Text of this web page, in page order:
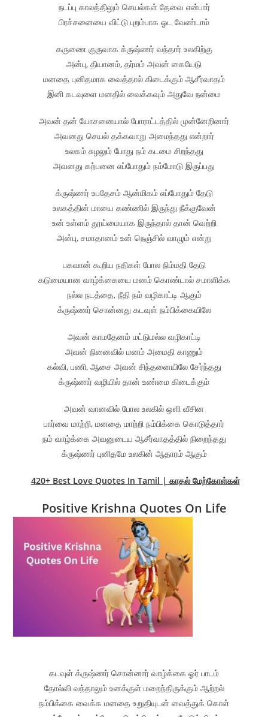
நடப்பு காலத்திலும் செயல்கள் தேவை என்பார்
பிரச்சனையை விட்டு புறம்பாக ஓட வேண்டாம்
கருணை குருவாக க்ருஷ்ணர் வந்தார் உலகிற்கு
அன்பு, தியானம், தர்மம் அவன் கையேடு
மனதை புனிதமாக வைத்தால் கிடைக்கும் ஆசீர்வாதம்
இனி கடவுளை மனதில் வைக்கவும் அதுவே நன்மை
அவன் தன் யோசனையால் போராட்டத்தில் முன்னேறினார்
அவனது செயல் தக்கவாறு அமைந்தது என்றார்
உலகம் சுழலும் போது நம் கடமை சிறந்தது
அவனது கற்பனை எப்போதும் நம்மோடு இருப்பது
க்ருஷ்ணர் உபதேசம் ஆன்மிகம் எப்போதும் தேடு
உலகத்தின் மாயை கண்ணில் இருந்து நீக்குவேன்
உன் உள்ளம் தூய்மையாக இருந்தால் தான் வெற்றி
அன்பு, சமாதானம் உன் நெஞ்சில் வாழும் என்று
பகவான் கூறிய நதிகள் போல நிம்மதி தேடு
கடுமையான வாழ்க்கையை மனம் கொண்டால் சமாளிக்க
நல்ல நடத்தை, நீதி நம் வழிகாட்டி ஆகும்
க்ருஷ்ணர் சொன்னது கடவுள் நம்பிக்கையிலே
அவன் காமதேனம் மட்டுமல்ல வழிகாட்டி
அவன் நினைவில் மனம் அமைதி காணும்
கல்வி, பணி, ஆசை அவன் சிந்தனையிலே சேர்ந்தது
க்ருஷ்ணர் வழியில் தான் உண்மை கிடைக்கும்
அவன் வானவில் போல உலகில் ஒளி வீசின
பார்வை மாற்றி, மனதை மாற்றி நம்பிக்கை கொடுத்தார்
நம் வாழ்க்கை அவனுடைய ஆசீர்வாதத்தில் நிறைந்தது
க்ருஷ்ணர் புனிதமே உலகின் ஆதாரம் ஆகும்
420+ Best Love Quotes In Tamil | காதல் மேற்கோள்கள்
Positive Krishna Quotes On Life
கடவுள் க்ருஷ்ணர் சொன்னார் வாழ்க்கை ஓர் பாடம்
தோல்வி வந்தாலும் உனக்குள் மறைந்திருக்கும் ஆற்றல்
நம்பிக்கை வைக்க மனதை உறுதியுடன் வைத்துக் கொள்